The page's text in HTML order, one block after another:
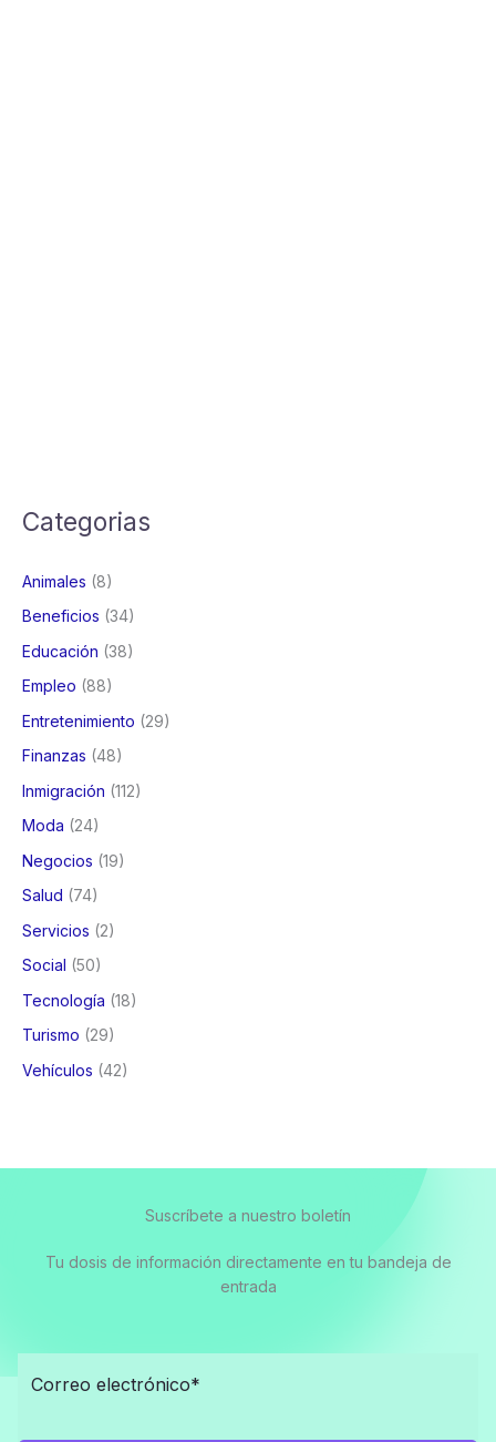
Categorias
Animales (8)
Beneficios (34)
Educación (38)
Empleo (88)
Entretenimiento (29)
Finanzas (48)
Inmigración (112)
Moda (24)
Negocios (19)
Salud (74)
Servicios (2)
Social (50)
Tecnología (18)
Turismo (29)
Vehículos (42)
Suscríbete a nuestro boletín
Tu dosis de información directamente en tu bandeja de
entrada